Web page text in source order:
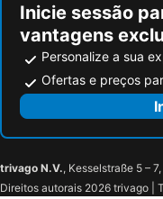
Inicie sessão
vantagens
Personalize a sua
Ofertas e preços
trivago N.V., Kesselstraße 5 –
Direitos autorais 2026 trivago |